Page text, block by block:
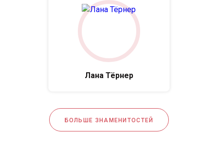
Лана Тёрнер
БОЛЬШЕ ЗНАМЕНИТОСТЕЙ